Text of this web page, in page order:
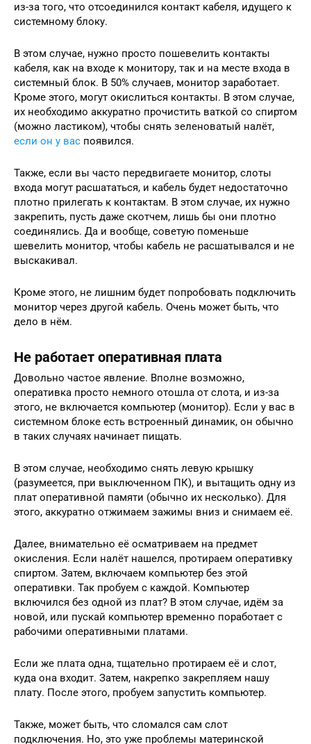
из-за того, что отсоединился контакт кабеля, идущего к
системному блоку.
В этом случае, нужно просто пошевелить контакты
кабеля, как на входе к монитору, так и на месте входа в
системный блок. В 50% случаев, монитор заработает.
Кроме этого, могут окислиться контакты. В этом случае,
их необходимо аккуратно прочистить ваткой со спиртом
(можно ластиком), чтобы снять зеленоватый налёт,
если он у вас появился.
Также, если вы часто передвигаете монитор, слоты
входа могут расшататься, и кабель будет недостаточно
плотно прилегать к контактам. В этом случае, их нужно
закрепить, пусть даже скотчем, лишь бы они плотно
соединялись. Да и вообще, советую поменьше
шевелить монитор, чтобы кабель не расшатывался и не
выскакивал.
Кроме этого, не лишним будет попробовать подключить
монитор через другой кабель. Очень может быть, что
дело в нём.
Не работает оперативная плата
Довольно частое явление. Вполне возможно,
оперативка просто немного отошла от слота, и из-за
этого, не включается компьютер (монитор). Если у вас в
системном блоке есть встроенный динамик, он обычно
в таких случаях начинает пищать.
В этом случае, необходимо снять левую крышку
(разумеется, при выключенном ПК), и вытащить одну из
плат оперативной памяти (обычно их несколько). Для
этого, аккуратно отжимаем зажимы вниз и снимаем её.
Далее, внимательно её осматриваем на предмет
окисления. Если налёт нашелся, протираем оперативку
спиртом. Затем, включаем компьютер без этой
оперативки. Так пробуем с каждой. Компьютер
включился без одной из плат? В этом случае, идём за
новой, или пускай компьютер временно поработает с
рабочими оперативными платами.
Если же плата одна, тщательно протираем её и слот,
куда она входит. Затем, накрепко закрепляем нашу
плату. После этого, пробуем запустить компьютер.
Также, может быть, что сломался сам слот
подключения. Но, это уже проблемы материнской